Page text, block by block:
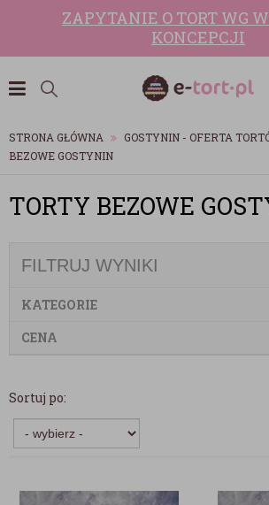
ZAPYTANIE O TORT WG
KONCEPCJI
STRONA GŁÓWNA GOSTYNIN - OFERTA
BEZOWE GOSTYNIN
TORTY BEZOWE
FILTRUJ WYNIKI
KATEGORIE
CENA
Sortuj po: